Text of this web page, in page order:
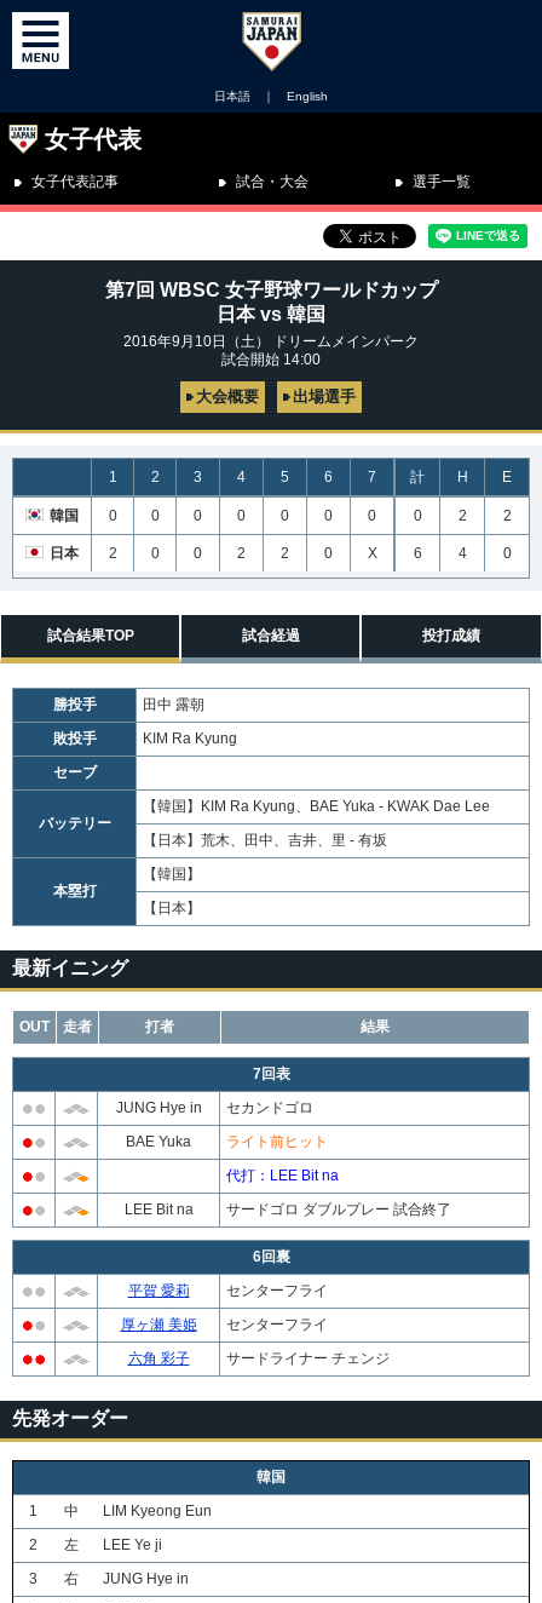
日本語 ｜ English
女子代表
女子代表記事 試合・大会 選手一覧
第7回 WBSC 女子野球ワールドカップ
日本 vs 韓国
2016年9月10日（土） ドリームメインパーク
試合開始 14:00
大会概要 出場選手
1 2 3 4 5 6 7 計 H E
韓国 0 0 0 0 0 0 0 0 2 2
日本 2 0 0 2 2 0 X 6 4 0
試合結果TOP 試合経過 投打成績
勝投手
田中 露朝
敗投手
KIM Ra Kyung
セーブ
バッテリー
【韓国】
KIM Ra Kyung、BAE Yuka - KWAK Dae Lee
【日本】 荒木、田中、吉井、里 - 有坂
本塁打
【韓国】
【日本】
最新イニング
OUT 走者 打者 結果
7回表
JUNG Hye in
セカンドゴロ
BAE Yuka
ライト前ヒット
代打：LEE Bit na
LEE Bit na
サードゴロ ダブルプレー 試合終了
6回裏
平賀 愛莉
センターフライ
厚ヶ瀬 美姫
センターフライ
六角 彩子
サードライナー チェンジ
先発オーダー
韓国
1
中
LIM Kyeong Eun
2
左
LEE Ye ji
3
右
JUNG Hye in